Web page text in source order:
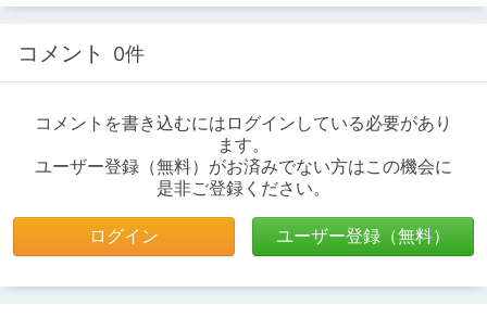
コメント 0件
コメントを書き込むにはログインしている必要があり
ます。
ユーザー登録（無料）がお済みでない方はこの機会に
是非ご登録ください。
ログイン ユーザー登録（無料）